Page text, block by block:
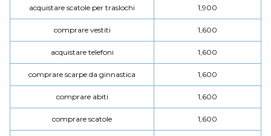
acquistare scatole per traslochi 1,900
comprare vestiti 1,600
acquistare telefoni 1,600
comprare scarpe da ginnastica 1,600
comprare abiti 1,600
comprare scatole 1,600